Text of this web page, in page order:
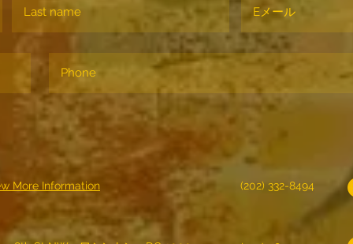
More Information (202) 332-8494